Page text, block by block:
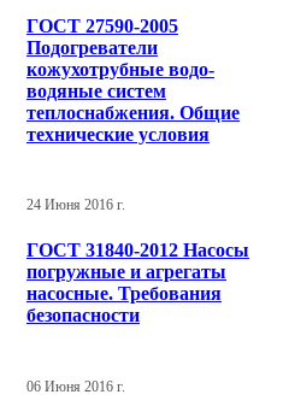
ГОСТ 27590-2005
Подогреватели
кожухотрубные водо-
водяные систем
теплоснабжения. Общие
технические условия
24 Июня 2016 г.
ГОСТ 31840-2012 Насосы
погружные и агрегаты
насосные. Требования
безопасности
06 Июня 2016 г.